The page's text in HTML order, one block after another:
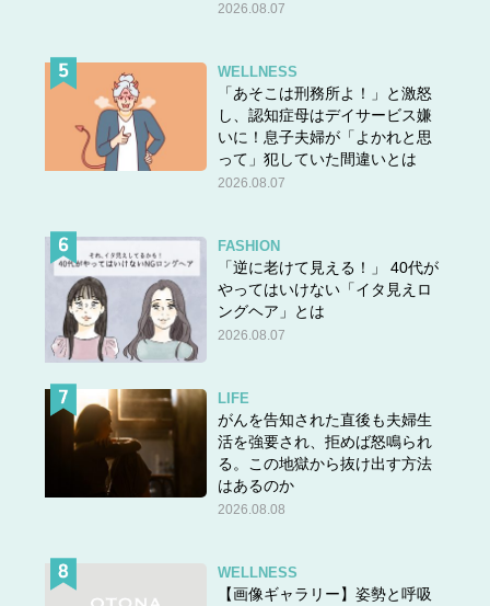
2026.08.07
WELLNESS
「あそこは刑務所よ！」と激怒
し、認知症母はデイサービス嫌
いに！息子夫婦が「よかれと思
って」犯していた間違いとは
2026.08.07
FASHION
「逆に老けて見える！」 40代が
やってはいけない「イタ見えロ
ングヘア」とは
2026.08.07
LIFE
がんを告知された直後も夫婦生
活を強要され、拒めば怒鳴られ
る。この地獄から抜け出す方法
はあるのか
2026.08.08
WELLNESS
【画像ギャラリー】姿勢と呼吸